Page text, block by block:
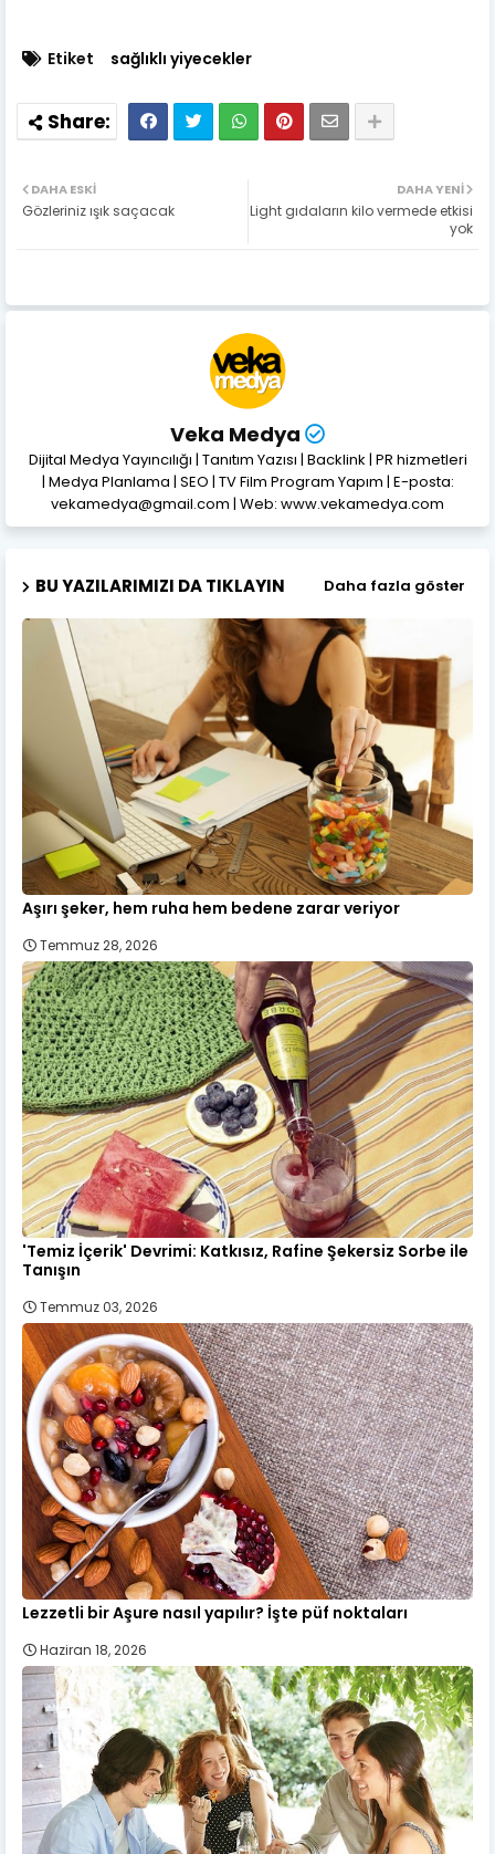
Etiket sağlıklı yiyecekler
DAHA YENI
Light gıdaların kilo vermede etkisi
yok
DAHA ESKI
Gözleriniz ışık saçacak
Veka Medya
Dijital Medya Yayıncılığı | Tanıtım Yazısı | Backlink | PR hizmetleri
| Medya Planlama | SEO | TV Film Program Yapım | E-posta:
vekamedya@gmail.com | Web: www.vekamedya.com
BU YAZILARIMIZI DA TIKLAYIN Daha fazla göster
Aşırı şeker, hem ruha hem bedene zarar veriyor
Temmuz 28, 2026
'Temiz İçerik' Devrimi: Katkısız, Rafine Şekersiz Sorbe ile
Tanışın
Temmuz 03, 2026
Lezzetli bir Aşure nasıl yapılır? İşte püf noktaları
Haziran 18, 2026